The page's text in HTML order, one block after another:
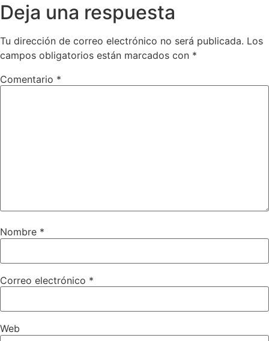
Deja una respuesta
Tu dirección de correo electrónico no será publicada. Los
campos obligatorios están marcados con *
Comentario *
Nombre *
Correo electrónico *
Web